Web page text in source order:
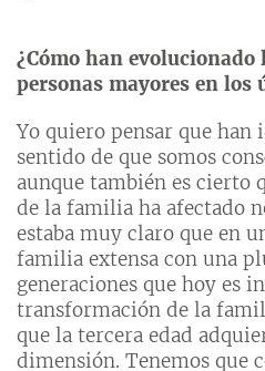
¿Cómo han evolucionado
personas mayores en los
Yo quiero pensar que han
sentido de que somos
aunque también es cierto
de la familia ha afectado
estaba muy claro que en
familia extensa con una
generaciones que hoy es
transformación de la
que la tercera edad
dimensión. Tenemos que